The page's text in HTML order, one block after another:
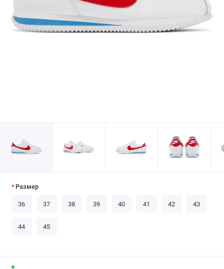
Размер
36 37 38 39 40 41 42 43
44 45